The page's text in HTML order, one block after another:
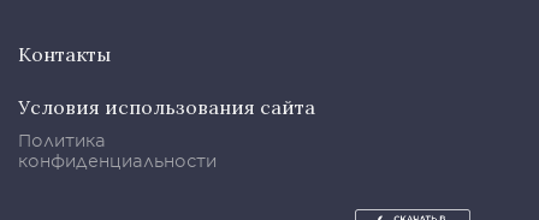
Контакты
Условия использования сайта
Политика
конфиденциальности